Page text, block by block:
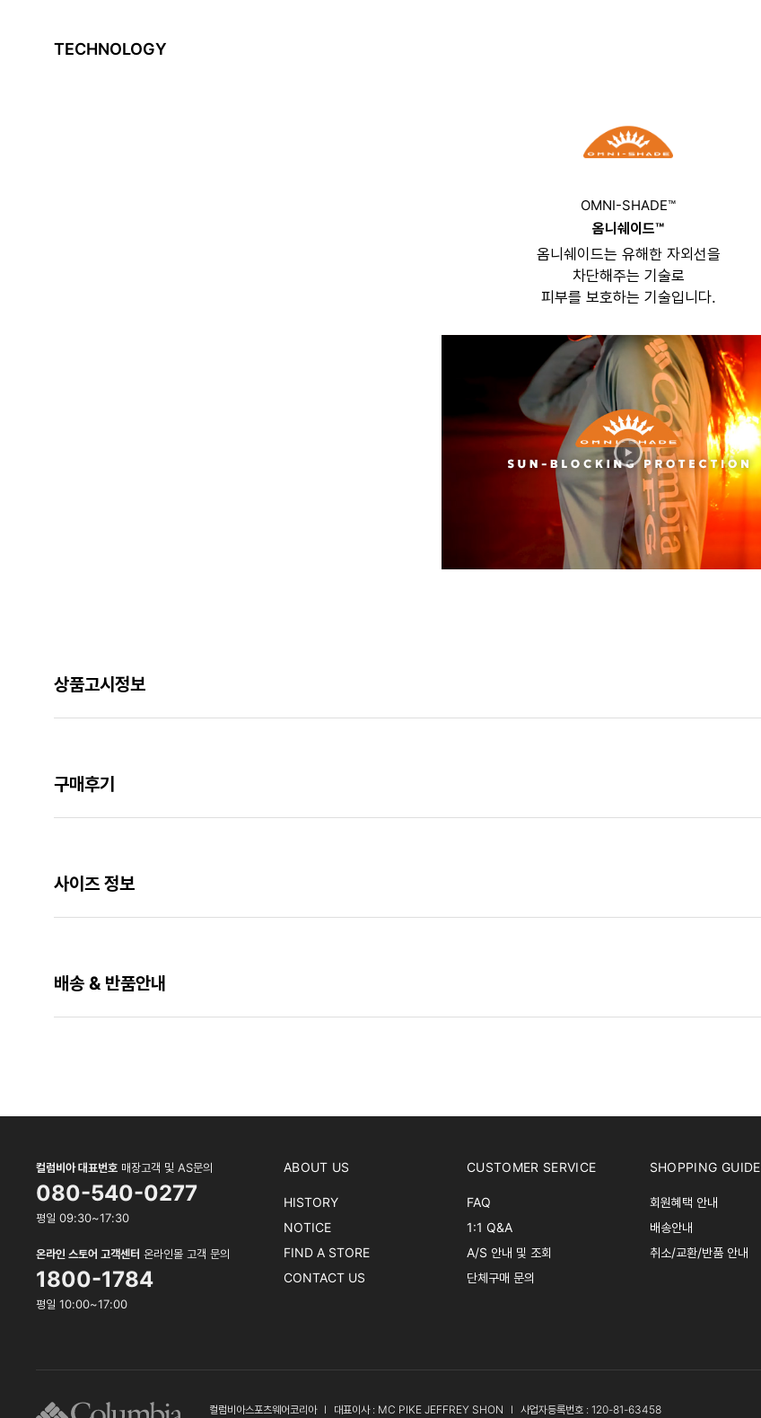
TECHNOLOGY
OMNI-SHADE™
옴니쉐이드™
옴니쉐이드는 유해한 자외선을
차단해주는 기술로
피부를 보호하는 기술입니다.
상품고시정보
구매후기
사이즈 정보
배송 & 반품안내
컬럼비아 대표번호 매장고객 및 AS문의
080-540-0277
평일 09:30~17:30
온라인 스토어 고객센터 온라인몰 고객 문의
1800-1784
평일 10:00~17:00
ABOUT US
HISTORY
NOTICE
FIND A STORE
CONTACT US
CUSTOMER SERVICE
FAQ
1:1 Q&A
A/S 안내 및 조회
단체구매 문의
SHOPPING GUIDE
회원혜택 안내
배송안내
취소/교환/반품 안내
컬럼비아스포츠웨어코리아 l 대표이사 : MC PIKE JEFFREY SHON l 사업자등록번호 : 120-81-63458